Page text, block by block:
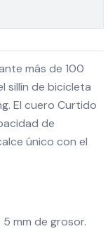
más de 100
sillín de bicicleta
El cuero Curtido
de
único con el
mm de grosor.